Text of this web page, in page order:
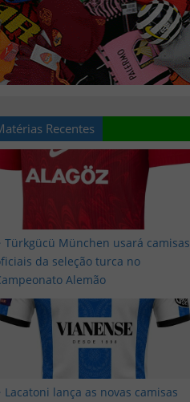
Recentes
Türkgücü München usará camisas
da seleção turca no
Alemão
Lacatoni lança as novas camisas